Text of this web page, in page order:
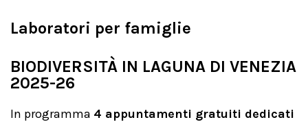
Laboratori per famiglie
BIODIVERSITÀ IN LAGUNA DI VENEZIA
2025-26
In programma 4 appuntamenti gratuiti dedicati